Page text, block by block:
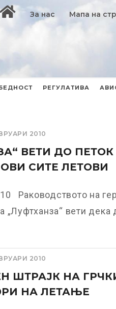
За нас Мапа на
РЕГУЛАТИВА
2010
ВЕТИ ДО
СИТЕ ЛЕТОВИ
Раководството на
„Луфтханза“ вети дека
2010
ШТРАЈК НА
НА ЛЕТАЊЕ